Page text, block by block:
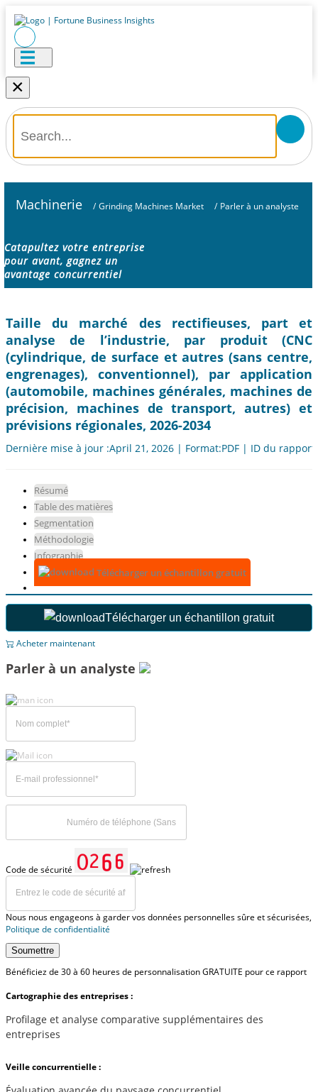
×
Machinerie / Grinding Machines Market / Parler à un analyste
Catapultez votre entreprise
pour avant, gagnez un
avantage concurrentiel
Taille du marché des rectifieuses, part et
analyse de l’industrie, par produit (CNC
(cylindrique, de surface et autres (sans centre,
engrenages), conventionnel), par application
(automobile, machines générales, machines de
précision, machines de transport, autres) et
prévisions régionales, 2026-2034
Dernière mise à jour :April 21, 2026 | Format:PDF | ID du
Résumé
Table des matières
Segmentation
Méthodologie
Infographie
Télécharger un échantillon gratuit
Télécharger un échantillon gratuit
Acheter maintenant
Parler à un analyste
Code de sécurité
Nous nous engageons à garder vos données personnelles sûre et sécurisées,
Politique de confidentialité
Soumettre
Bénéficiez de 30 à 60 heures de personnalisation GRATUITE pour ce rapport
Cartographie des entreprises :
Profilage et analyse comparative supplémentaires des
entreprises
Veille concurrentielle :